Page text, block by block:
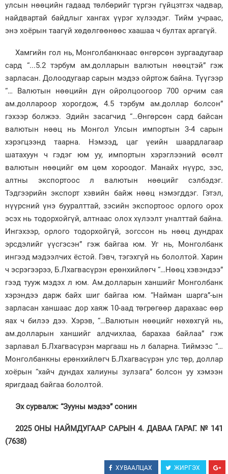
улсын нөөцийн гадаад төлбөрийг түргэн гүйцэтгэх чадвар,
найдвартай байдлыг хангах үүрэг хүлээдэг. Тийм учраас,
энэ хоёрын таагүй хөдөлгөөнөөс хаашаа ч бултах аргагүй.
Хамгийн гол нь, Монголбанкнаас өнгөрсөн зургаадугаар
сард “...5.2 тэрбум ам.долларын валютын нөөцтэй” гэж
зарласан. Долоодугаар сарын мэдээ ойртож байна. Түүгээр
“… Валютын нөөцийн дүн ойролцоогоор 700 орчим сая
ам.доллароор хорогдож, 4.5 тэрбум ам.доллар болсон”
гэхээр болжээ. Эдийн засагчид “…Өнгөрсөн сард байсан
валютын нөөц нь Монгол Улсын импортын 3-4 сарын
хэрэгцээнд таарна. Нэмээд, цаг үеийн шаардлагаар
шатахуун ч гэдэг юм уу, импортын хэрэглээний өсөлт
валютын нөөцийг өм цөм хороодог. Манайх нүүрс, зэс,
алтны экспортоос л валютын нөөцийг сэлбэдэг.
Тэдгээрийн экспорт хэвийн байж нөөц нэмэгддэг. Гэтэл,
нүүрсний үнэ бууралттай, зэсийн экспортоос орлого орох
эсэх нь тодорхойгүй, алтнаас олох хүлээлт уналттай байна.
Ингэхээр, орлого тодорхойгүй, зогссон нь нөөц дундрах
эрсдэлийг үүсгэсэн” гэж байгаа юм. Уг нь, Монголбанк
ингээд мэдээлчих ёстой. Гэвч, тэгэхгүй нь бололтой. Харин
ч эсрэгээрээ, Б.Лхагвасүрэн ерөнхийлөгч “…Нөөц хэвэндээ”
гээд тууж мэдэх л юм. Ам.долларын ханшийг Монголбанк
хэрэндээ дарж байх шиг байгаа юм. “Найман шарга”-ын
зарласан ханшаас дор хаяж 10-аад төгрөгөөр дарахаас өөр
яах ч билээ дээ. Хэрэв, “…Валютын нөөцийг нөхөхгүй нь,
ам.долларын ханшийг алдчихлаа, барахаа байлаа” гэж
зарлавал Б.Лхагвасүрэн маргааш нь л баларна. Тиймээс “…
Монголбанкны ерөнхийлөгч Б.Лхагвасүрэн улс төр, доллар
хоёрын “хайч дундах халиуны зулзага” болсон уу хэмээн
яригдаад байгаа бололтой.
Эх сурвалж: “Зууны мэдээ” сонин
2025 ОНЫ НАЙМДУГААР САРЫН 4. ДАВАА ГАРАГ. № 141
(7638)
ХУВААЛЦАХ ЖИРГЭХ